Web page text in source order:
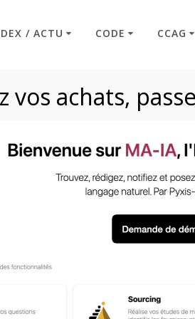
/ ACTU CODE CCAG
R2191-
Code : Commande
vos achats,